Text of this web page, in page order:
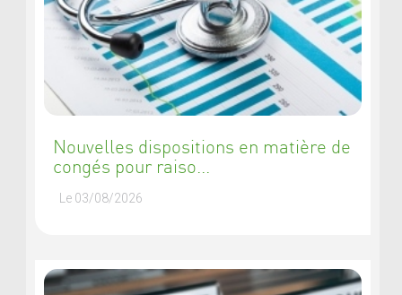
Nouvelles dispositions en matière de
congés pour raiso...
Le 03/08/2026